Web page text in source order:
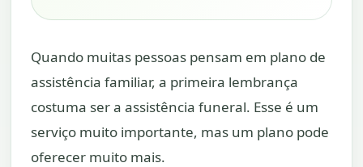
Quando muitas pessoas pensam em plano de
assistência familiar, a primeira lembrança
costuma ser a assistência funeral. Esse é um
serviço muito importante, mas um plano pode
oferecer muito mais.